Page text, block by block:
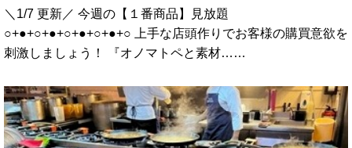
＼1/7 更新／ 今週の【１番商品】見放題
○+●+○+●+○+●+○+●+○ 上手な店頭作りでお客様の購買意欲を
刺激しましょう！ 『オノマトペと素材……